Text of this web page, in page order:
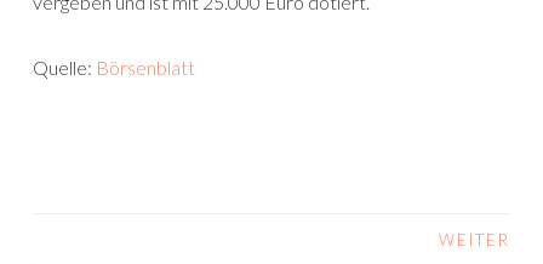
Quelle: Börsenblatt
WEITER